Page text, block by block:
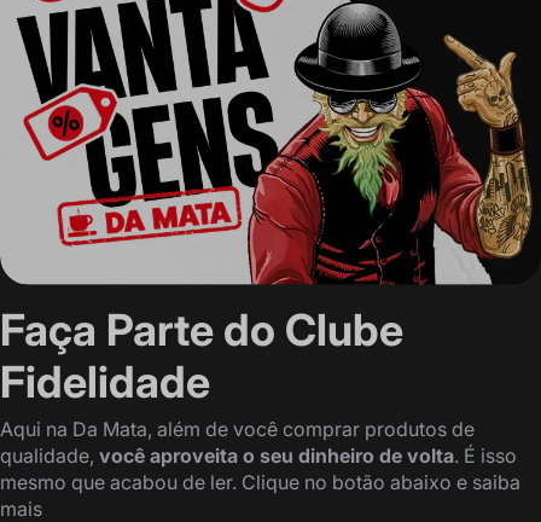
Faça Parte do Clube
Fidelidade
Aqui na Da Mata, além de você comprar produtos de
qualidade, você aproveita o seu dinheiro de volta. É isso
mesmo que acabou de ler. Clique no botão abaixo e saiba
mais